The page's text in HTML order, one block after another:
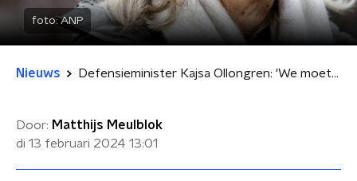
foto:ANP
Nieuws Defensieminister Kajsa Ollongren: 'We moeten bereid zijn om meer dan twee procent uit te geven'
Door: Matthijs Meulblok
di 13 februari 2024 13:01